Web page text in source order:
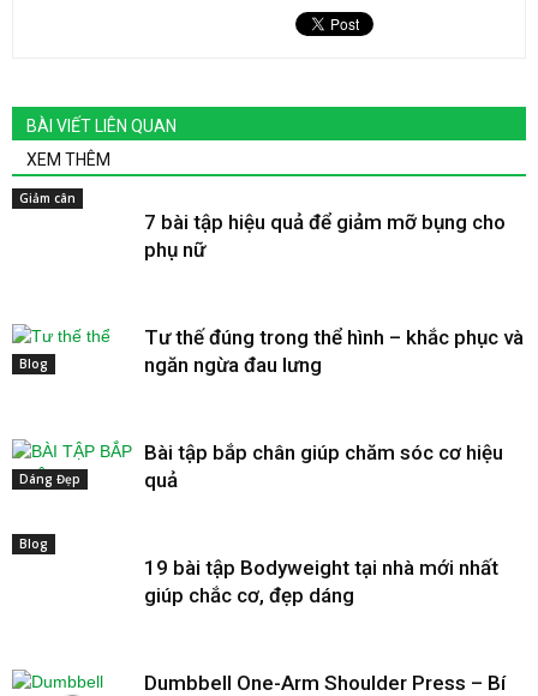
BÀI VIẾT LIÊN QUAN
XEM THÊM
Giảm cân
7 bài tập hiệu quả để giảm mỡ bụng cho
phụ nữ
Blog
Tư thế đúng trong thể hình – khắc phục và
ngăn ngừa đau lưng
Dáng Đẹp
Bài tập bắp chân giúp chăm sóc cơ hiệu
quả
Blog
19 bài tập Bodyweight tại nhà mới nhất
giúp chắc cơ, đẹp dáng
Dumbbell One-Arm Shoulder Press – Bí